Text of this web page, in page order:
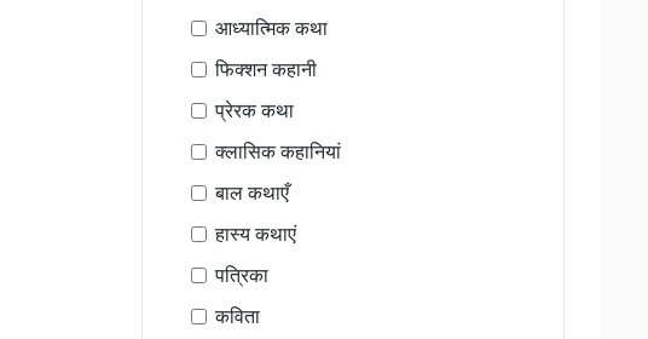
आध्यात्मिक कथा
फिक्शन कहानी
प्रेरक कथा
क्लासिक कहानियां
बाल कथाएँ
हास्य कथाएं
पत्रिका
कविता